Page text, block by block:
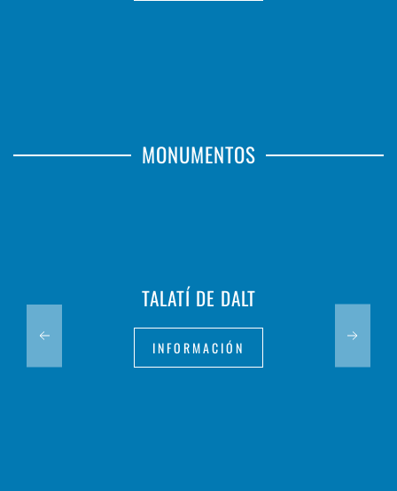
MONUMENTOS
TALATÍ DE DALT
INFORMACIÓN